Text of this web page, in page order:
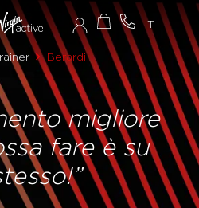
Berardi
migliore
fare è su